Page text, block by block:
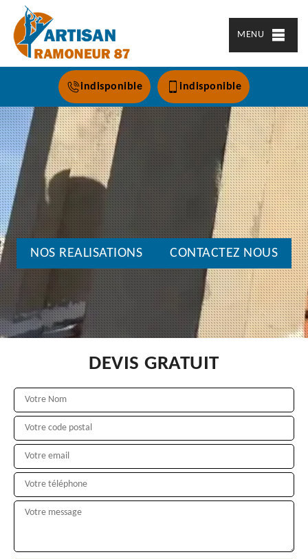
MENU
indisponible indisponible
NOS REALISATIONS CONTACTEZ NOUS
DEVIS GRATUIT